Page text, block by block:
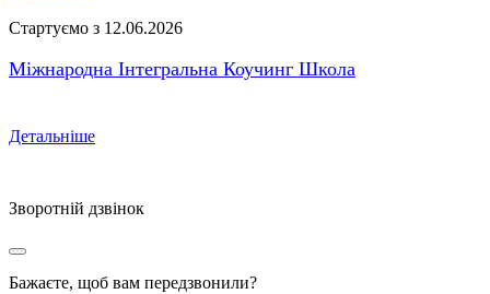
Стартуємо з 12.06.2026
Міжнародна Інтегральна Коучинг Школа
Детальніше
Зворотній дзвінок
Бажаєте, щоб вам передзвонили?